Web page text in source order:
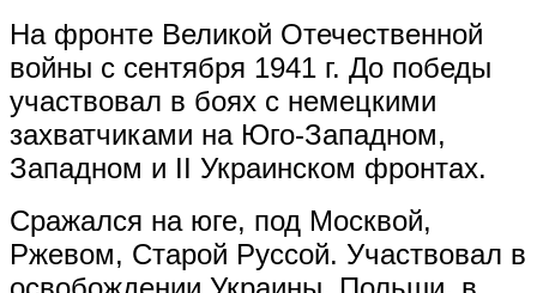
На фронте Великой Отечественной
войны с сентября 1941 г. До победы
участвовал в боях с немецкими
захватчиками на Юго-Западном,
Западном и II Украинском фронтах.
Сражался на юге, под Москвой,
Ржевом, Старой Руссой. Участвовал в